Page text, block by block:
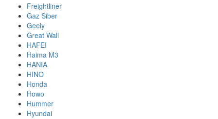
Freightliner
Gaz Siber
Geely
Great Wall
HAFEI
Haima M3
HANIA
HINO
Honda
Howo
Hummer
Hyundai